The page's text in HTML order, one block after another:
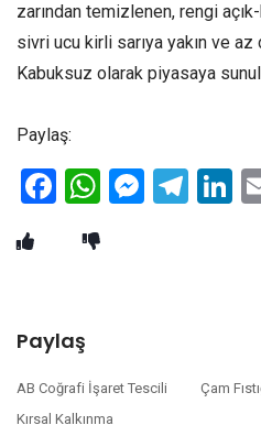
zarından temizlenen, rengi
sivri ucu kirli sarıya yakın ve
Kabuksuz olarak piyasaya
Paylaş:
Facebook
WhatsApp
Paylaş
AB Coğrafi İşaret Tescili
Çam
Kırsal Kalkınma